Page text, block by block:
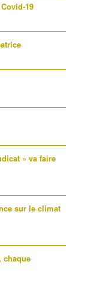
19
» va faire
sur le climat
chaque